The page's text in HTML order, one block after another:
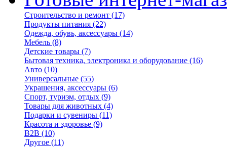
Строительство и ремонт (17)
Продукты питания (22)
Одежда, обувь, аксессуары (14)
Мебель (8)
Детские товары (7)
Бытовая техника, электроника и оборудование (16)
Авто (10)
Универсальные (55)
Украшения, аксессуары (6)
Спорт, туризм, отдых (9)
Товары для животных (4)
Подарки и сувениры (11)
Красота и здоровье (9)
B2B (10)
Другое (11)